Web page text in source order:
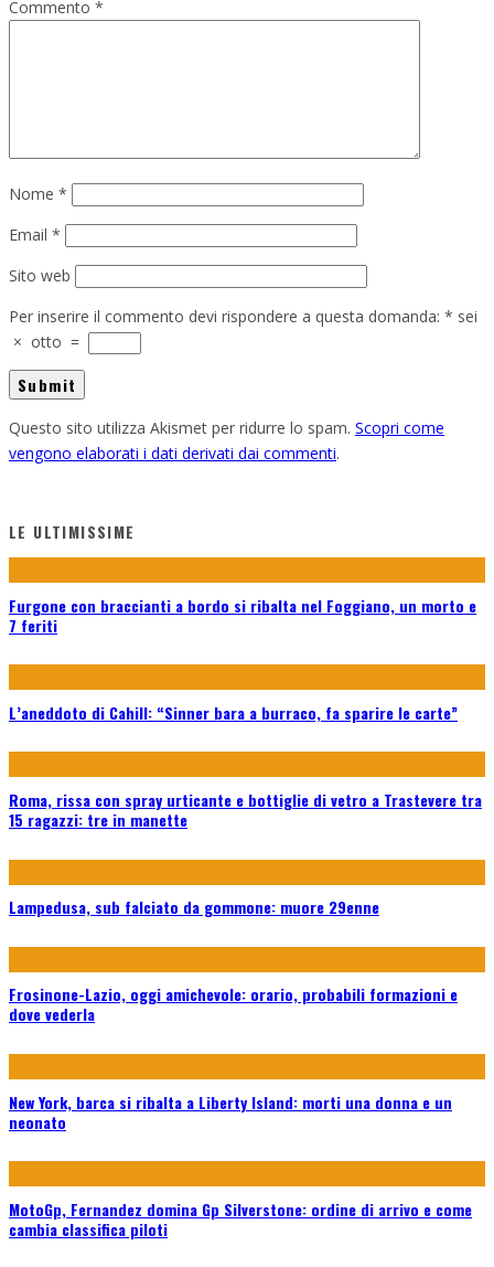
Commento *
Nome *
Email *
Sito web
Per inserire il commento devi rispondere a questa domanda: * sei
× otto =
Questo sito utilizza Akismet per ridurre lo spam. Scopri come
vengono elaborati i dati derivati dai commenti.
LE ULTIMISSIME
Furgone con braccianti a bordo si ribalta nel Foggiano, un morto e
7 feriti
L’aneddoto di Cahill: “Sinner bara a burraco, fa sparire le carte”
Roma, rissa con spray urticante e bottiglie di vetro a Trastevere tra
15 ragazzi: tre in manette
Lampedusa, sub falciato da gommone: muore 29enne
Frosinone-Lazio, oggi amichevole: orario, probabili formazioni e
dove vederla
New York, barca si ribalta a Liberty Island: morti una donna e un
neonato
MotoGp, Fernandez domina Gp Silverstone: ordine di arrivo e come
cambia classifica piloti